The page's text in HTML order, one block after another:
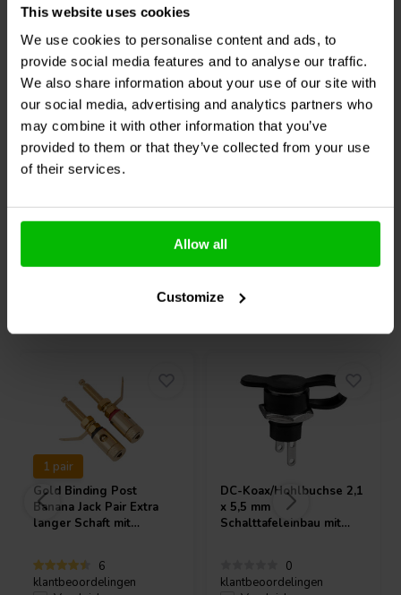
This website uses cookies
We use cookies to personalise content and ads, to
provide social media features and to analyse our traffic.
We also share information about your use of our site with
our social media, advertising and analytics partners who
may combine it with other information that you’ve
provided to them or that they’ve collected from your use
of their services.
Allow all
Customize
6A
SPDT Miniature Rocker
Switch
klantbeoordelingen
Vergleichen
6A
SPDT Miniature Rocker
Switch Center Off
1
klantbeoordelingen
Andere Kunden kauften auch
1 pair
Gold Binding Post
Banana Jack Pair Extra
langer Schaft mit
6
klantbeoordelingen
DC-Koax/Hohlbuchse 2,1
x 5,5 mm
Schalttafeleinbau mit
0
klantbeoordelingen